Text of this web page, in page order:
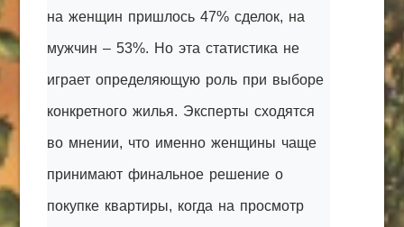
Eltaro-Vrn.ru
@Edgarpo36
на женщин пришлось 47% сделок, на
мужчин – 53%. Но эта статистика не
играет определяющую роль при выборе
конкретного жилья. Эксперты сходятся
во мнении, что именно женщины чаще
принимают финальное решение о
покупке квартиры, когда на просмотр